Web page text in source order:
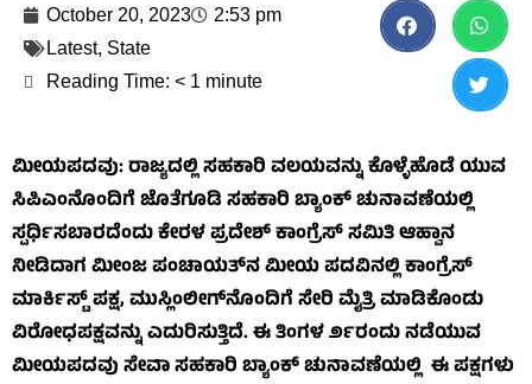
October 20, 2023
2:53 pm
Latest, State
Reading Time: < 1 minute
ಮೀಯಪದವು: ರಾಜ್ಯದಲ್ಲಿ ಸಹಕಾರಿ ವಲಯವನ್ನು ಕೊಳ್ಳೆಹೊಡೆ ಯುವ
ಸಿಪಿಎಂನೊಂದಿಗೆ ಜೊತೆಗೂಡಿ ಸಹಕಾರಿ ಬ್ಯಾಂಕ್ ಚುನಾವಣೆಯಲ್ಲಿ
ಸ್ಪರ್ಧಿಸಬಾರದೆಂದು ಕೇರಳ ಪ್ರದೇಶ್ ಕಾಂಗ್ರೆಸ್ ಸಮಿತಿ ಆಹ್ವಾನ
ನೀಡಿದಾಗ ಮೀಂಜ ಪಂಚಾಯತ್‌ನ ಮೀಯ ಪದವಿನಲ್ಲಿ ಕಾಂಗ್ರೆಸ್
ಮಾರ್ಕಿಸ್ಟ್ ಪಕ್ಷ, ಮುಸ್ಲಿಂಲೀಗ್‌ನೊಂದಿಗೆ ಸೇರಿ ಮೈತ್ರಿ ಮಾಡಿಕೊಂಡು
ವಿರೋಧಪಕ್ಷವನ್ನು ಎದುರಿಸುತ್ತಿದೆ. ಈ ತಿಂಗಳ ೨೯ರಂದು ನಡೆಯುವ
ಮೀಯಪದವು ಸೇವಾ ಸಹಕಾರಿ ಬ್ಯಾಂಕ್ ಚುನಾವಣೆಯಲ್ಲಿ ಈ ಪಕ್ಷಗಳು